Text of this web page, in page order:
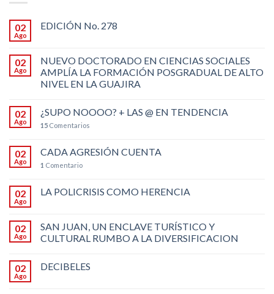
02
Ago
EDICIÓN No. 278
02
Ago
NUEVO DOCTORADO EN CIENCIAS SOCIALES
AMPLÍA LA FORMACIÓN POSGRADUAL DE ALTO
NIVEL EN LA GUAJIRA
02
Ago
¿SUPO NOOOO? + LAS @ EN TENDENCIA
15 Comentarios
02
Ago
CADA AGRESIÓN CUENTA
1 Comentario
02
Ago
LA POLICRISIS COMO HERENCIA
02
Ago
SAN JUAN, UN ENCLAVE TURÍSTICO Y
CULTURAL RUMBO A LA DIVERSIFICACION
02
Ago
DECIBELES